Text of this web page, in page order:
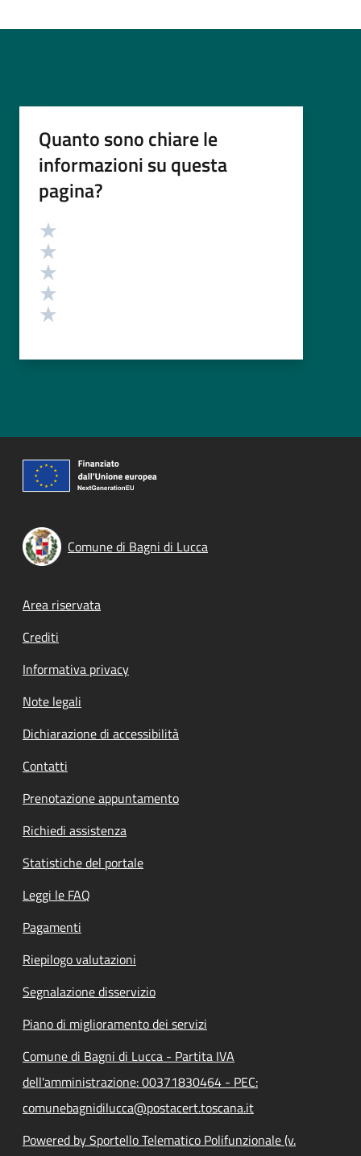
Quanto sono chiare le
informazioni su questa
pagina?
Valutazione
Comune di Bagni di Lucca
Footer menu
Area riservata
Crediti
Informativa privacy
Note legali
Dichiarazione di accessibilità
Contatti
Prenotazione appuntamento
Richiedi assistenza
Statistiche del portale
Leggi le FAQ
Pagamenti
Riepilogo valutazioni
Segnalazione disservizio
Piano di miglioramento dei servizi
Comune di Bagni di Lucca - Partita IVA
dell'amministrazione: 00371830464 - PEC:
comunebagnidilucca@postacert.toscana.it
Powered by Sportello Telematico Polifunzionale (v.